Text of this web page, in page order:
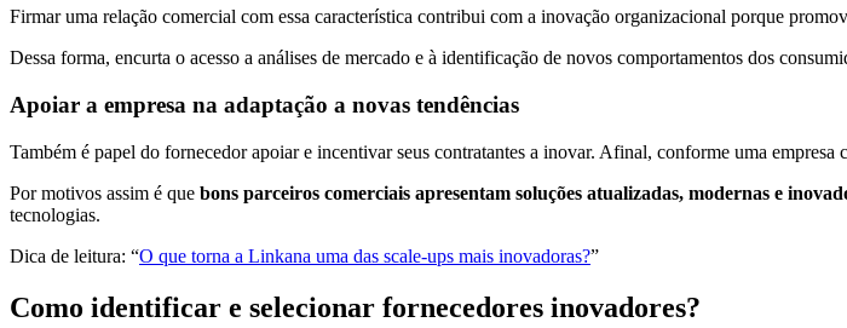
Firmar uma relação comercial com essa característica contribui com a inovação organizacional porque
Dessa forma, encurta o acesso a análises de mercado e à identificação de novos comportamentos dos
Apoiar a empresa na adaptação a novas tendências
Também é papel do fornecedor apoiar e incentivar seus contratantes a inovar. Afinal, conforme uma empresa
Por motivos assim é que bons parceiros comerciais apresentam soluções atualizadas, modernas e
tecnologias.
Dica de leitura: “O que torna a Linkana uma das scale-ups mais inovadoras?”
Como identificar e selecionar fornecedores inovadores?